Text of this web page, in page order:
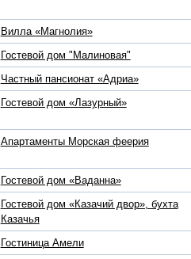
Вилла «Магнолия»
Гостевой дом "Малиновая"
Частный пансионат «Адриа»
Гостевой дом «Лазурный»
Апартаменты Морская феерия
Гостевой дом «Ваданна»
Гостевой дом «Казачий двор», бухта
Казачья
Гостиница Амели